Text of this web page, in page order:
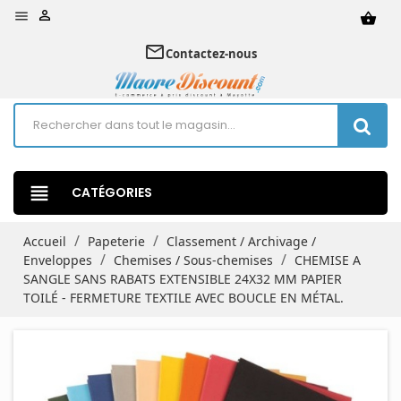
 shopping_basket

mail_outlineContactez-nous
view_headline CATÉGORIES
Accueil Papeterie
Classement / Archivage /
Enveloppes
Chemises / Sous-chemises
CHEMISE A
SANGLE SANS RABATS EXTENSIBLE 24X32 MM PAPIER
TOILÉ - FERMETURE TEXTILE AVEC BOUCLE EN MÉTAL.